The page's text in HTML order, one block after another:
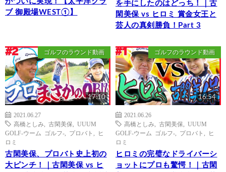
ブ 御殿場WEST①】
を手にしたのはどっち！｜古
閑美保 vs ヒロミ 賞金女王と
芸人の真剣勝負！Part 3
ゴルフのラウンド動画
17:10
2021.06.27
高橋としみ
古閑美保
UUUM
GOLF-ウーム ゴルフ-
プロバト
ヒ
ロミ
古閑美保、プロバト史上初の
大ピンチ！｜古閑美保 vs ヒ
ゴルフのラウンド動画
16:54
2021.06.26
高橋としみ
古閑美保
UUUM
GOLF-ウーム ゴルフ-
プロバト
ヒ
ロミ
ヒロミの完璧なドライバーシ
ョットにプロも驚愕！｜古閑